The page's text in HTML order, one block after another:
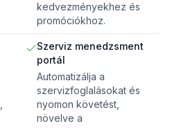
kedvezményekhez és
promóciókhoz.
Szerviz menedzsment
portál
Automatizálja a
szervizfoglalásokat és
nyomon követést,
növelve a